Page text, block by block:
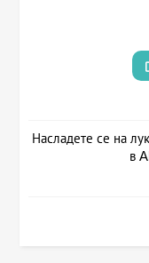
Насладете се на
в